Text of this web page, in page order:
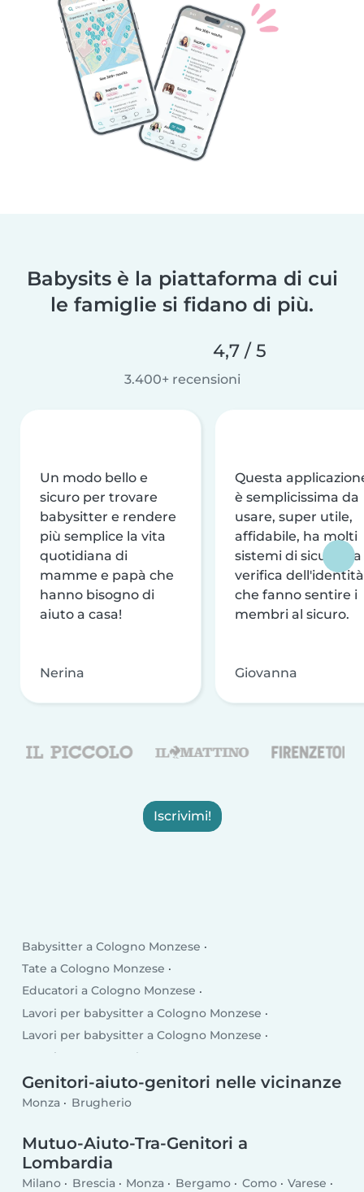
Babysits è la piattaforma di cui
le famiglie si fidano di più.
4,7 / 5
3.400+ recensioni
Un modo bello e
sicuro per trovare
babysitter e rendere
più semplice la vita
quotidiana di
mamme e papà che
hanno bisogno di
aiuto a casa!
Nerina
Questa
è semplicissima da
usare, super utile,
affidabile, ha molti
sistemi di sicurezza
verifica dell'identità
che fanno sentire i
membri al sicuro.
Giovanna
Iscrivimi!
Babysitter a Cologno Monzese
Tate a Cologno Monzese
Educatori a Cologno Monzese
Lavori per babysitter a Cologno Monzese
Lavori per babysitter a Cologno Monzese
Lavori per tate a Cologno Monzese
Lavori per educatori a Cologno Monzese
Babysitter a Cologno Monzese
Genitori-aiuto-genitori nelle vicinanze
Monza Brugherio
Mutuo-Aiuto-Tra-Genitori a
Lombardia
Milano Brescia Monza Bergamo Como
Varese